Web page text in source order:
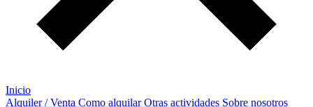
Inicio
Alquiler / Venta Como alquilarOtras actividades Sobre nosotros